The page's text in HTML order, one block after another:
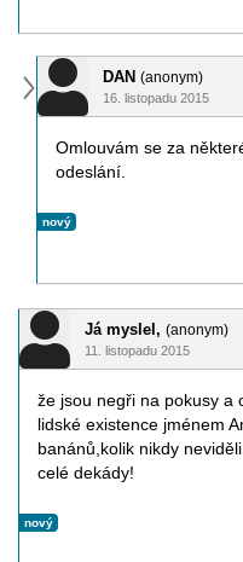
DAN (anonym)
16. listopadu 2015
Omlouvám se za
odeslání.
nový
Já myslel, (anonym)
11. listopadu 2015
že jsou negři na pokusy a
lidské existence jménem
banánů,kolik nikdy
celé dekády!
nový